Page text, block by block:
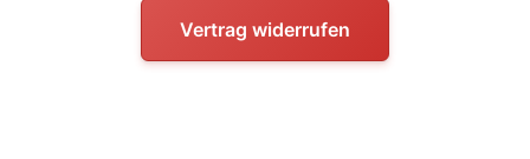
Vertrag widerrufen